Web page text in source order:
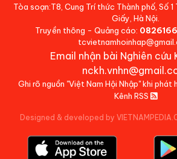
Tòa soạn:T8, Cung Trí thức Thành phố, Số
Giấy, Hà Nội.
Truyền thông - Quảng cáo:
Email nhận bài Nghiên cứu
Ghi rõ nguồn "Việt Nam Hội Nhập" khi phát
Kênh RSS
Designed & developed by